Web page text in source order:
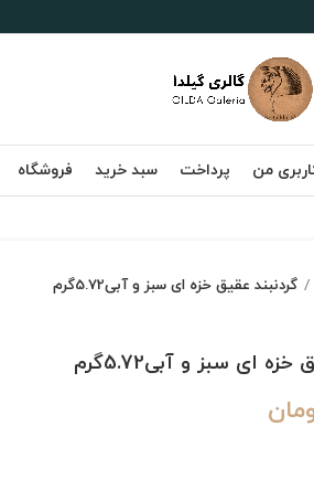
من پرداخت سبد خرید فروشگاه
گردنبند عقیق خزه ای سبز و آبی5.72گرم
ای سبز و آبی5.72گرم